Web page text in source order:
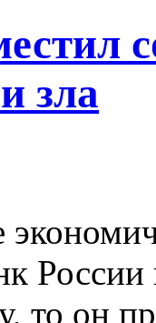
зла
России
то он